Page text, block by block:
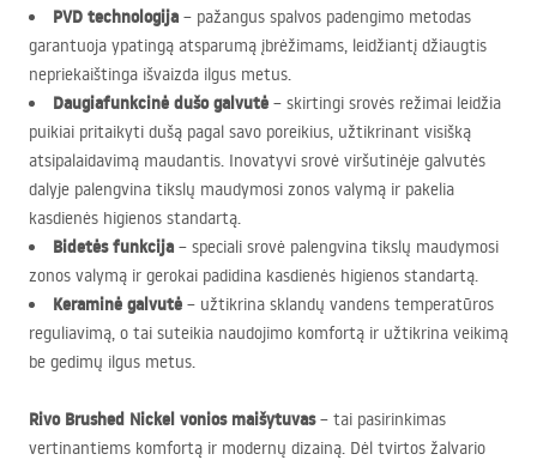
PVD technologija – pažangus spalvos padengimo metodas
garantuoja ypatingą atsparumą įbrėžimams, leidžiantį džiaugtis
nepriekaištinga išvaizda ilgus metus.
Daugiafunkcinė dušo galvutė – skirtingi srovės režimai leidžia
puikiai pritaikyti dušą pagal savo poreikius, užtikrinant visišką
atsipalaidavimą maudantis. Inovatyvi srovė viršutinėje galvutės
dalyje palengvina tikslų maudymosi zonos valymą ir pakelia
kasdienės higienos standartą.
Bidetės funkcija – speciali srovė palengvina tikslų maudymosi
zonos valymą ir gerokai padidina kasdienės higienos standartą.
Keraminė galvutė – užtikrina sklandų vandens temperatūros
reguliavimą, o tai suteikia naudojimo komfortą ir užtikrina veikimą
be gedimų ilgus metus.
Rivo Brushed Nickel vonios maišytuvas– tai pasirinkimas
vertinantiems komfortą ir modernų dizainą. Dėl tvirtos žalvario